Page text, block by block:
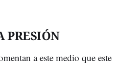
PRESIÓN
a este medio que este